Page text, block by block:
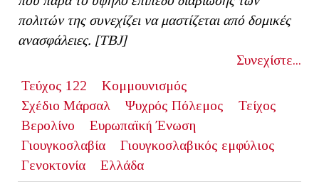
πολιτών της συνεχίζει να μαστίζεται από δομικές
ανασφάλειες. [ΤΒJ]
Συνεχίστε...
Τεύχος 122
Κομμουνισμός
Σχέδιο Μάρσαλ
Ψυχρός Πόλεμος
Τείχος
Βερολίνο
Ευρωπαϊκή Ένωση
Γιουγκοσλαβία
Γιουγκοσλαβικός εμφύλιος
Γενοκτονία
Ελλάδα